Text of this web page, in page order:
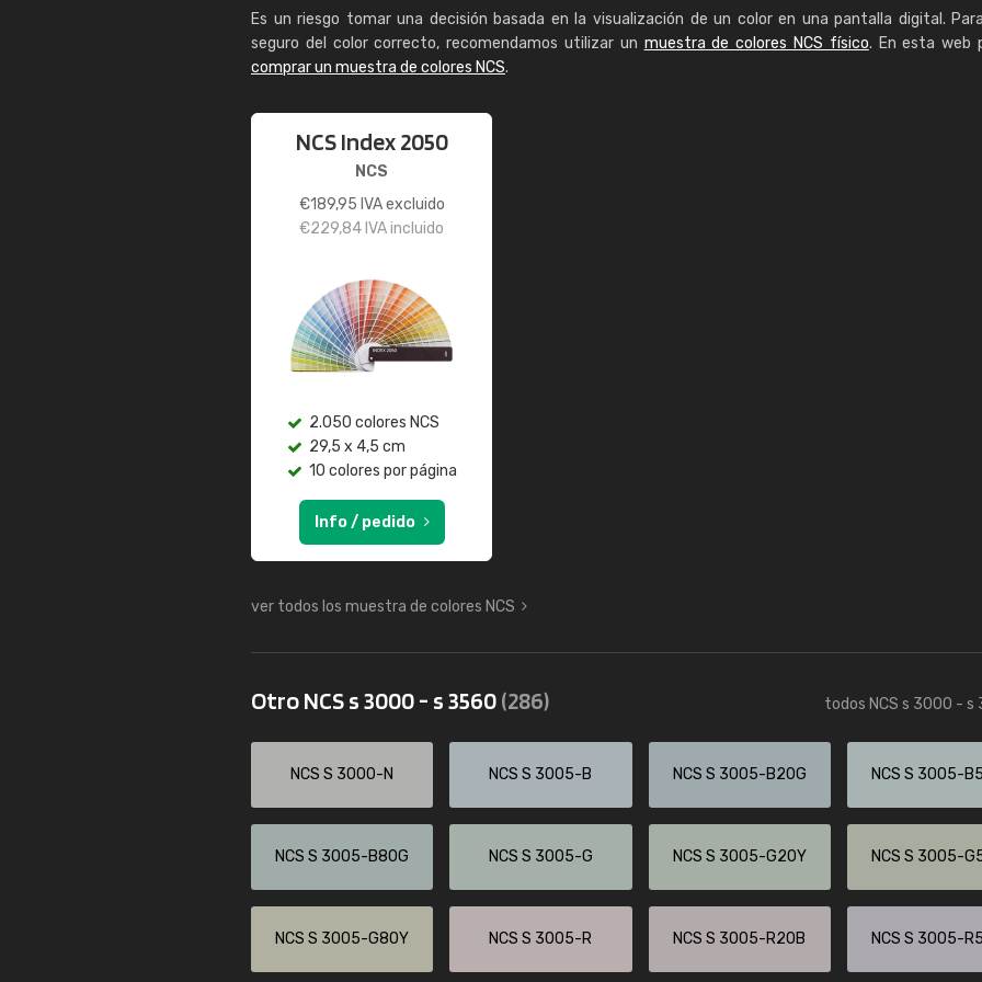
Es un riesgo tomar una decisión basada en la visualización de un color en una pantalla digital.
seguro del color correcto, recomendamos utilizar un muestra de colores NCS físico. En esta web
comprar un muestra de colores NCS.
NCS Index 2050
NCS
€189,95 IVA excluido
€229,84 IVA incluido
2.050 colores NCS
29,5 x 4,5 cm
10 colores por página
Info / pedido
ver todos los muestra de colores NCS
Otro NCS s 3000 - s 3560(286) todos NCS s 3000 - s
NCS S 3000-N NCS S 3005-B NCS S 3005-B20G NCS S 3005-
NCS S 3005-B80G NCS S 3005-G NCS S 3005-G20Y NCS S 3005-
NCS S 3005-G80Y NCS S 3005-R NCS S 3005-R20B NCS S 3005-